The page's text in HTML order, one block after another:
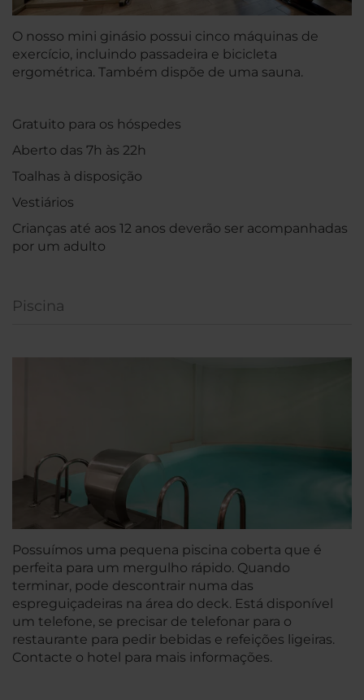
O nosso mini ginásio possui cinco máquinas de
exercício, incluindo passadeira e bicicleta
ergométrica. Também dispõe de uma sauna.
Gratuito para os hóspedes
Aberto das 7h às 22h
Toalhas à disposição
Vestiários
Crianças até aos 12 anos deverão ser acompanhadas
por um adulto
Piscina
Possuímos uma pequena piscina coberta que é
perfeita para um mergulho rápido. Quando
terminar, pode descontrair numa das
espreguiçadeiras na área do deck. Está disponível
um telefone, se precisar de telefonar para o
restaurante para pedir bebidas e refeições ligeiras.
Contacte o hotel para mais informações.